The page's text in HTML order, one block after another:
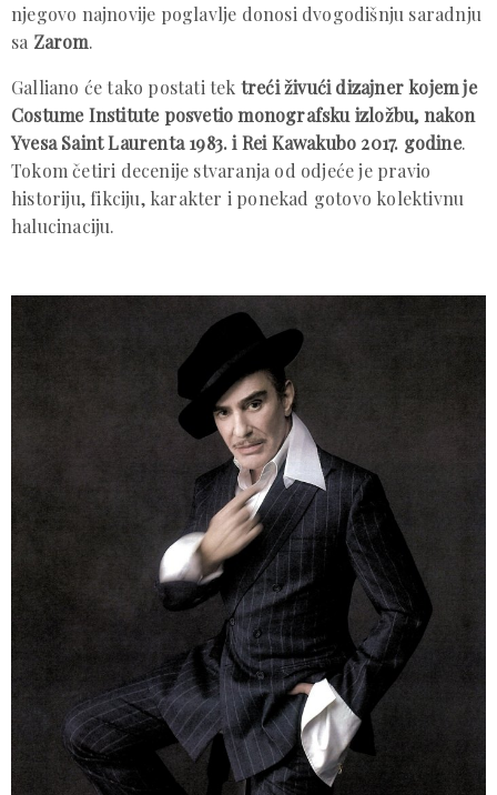
njegovo najnovije poglavlje donosi dvogodišnju saradnju
sa Zarom.
Galliano će tako postati tek treći živući dizajner kojem je
Costume Institute posvetio monografsku izložbu, nakon
Yvesa Saint Laurenta 1983. i Rei Kawakubo 2017. godine.
Tokom četiri decenije stvaranja od odjeće je pravio
historiju, fikciju, karakter i ponekad gotovo kolektivnu
halucinaciju.